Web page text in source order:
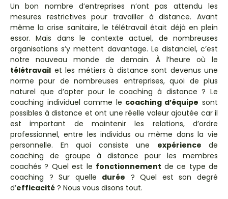
Un bon nombre d’entreprises n’ont pas attendu les
mesures restrictives pour travailler à distance. Avant
même la crise sanitaire, le télétravail était déjà en plein
essor. Mais dans le contexte actuel, de nombreuses
organisations s’y mettent davantage. Le distanciel, c’est
notre nouveau monde de demain. À l’heure où le
télétravail et les métiers à distance sont devenus une
norme pour de nombreuses entreprises, quoi de plus
naturel que d’opter pour le coaching à distance ? Le
coaching individuel comme le coaching d’équipe sont
possibles à distance et ont une réelle valeur ajoutée car il
est important de maintenir les relations, d’ordre
professionnel, entre les individus ou même dans la vie
personnelle. En quoi consiste une expérience de
coaching de groupe à distance pour les membres
coachés ? Quel est le fonctionnement de ce type de
coaching ? Sur quelle durée ? Quel est son degré
d’efficacité ? Nous vous disons tout.